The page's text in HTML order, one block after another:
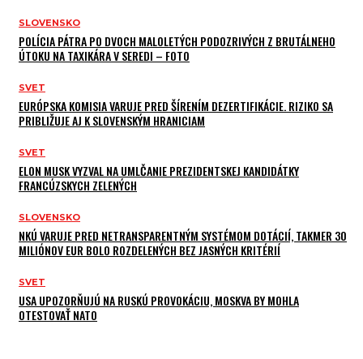
SLOVENSKO
POLÍCIA PÁTRA PO DVOCH MALOLETÝCH PODOZRIVÝCH Z BRUTÁLNEHO
ÚTOKU NA TAXIKÁRA V SEREDI – FOTO
SVET
EURÓPSKA KOMISIA VARUJE PRED ŠÍRENÍM DEZERTIFIKÁCIE. RIZIKO SA
PRIBLIŽUJE AJ K SLOVENSKÝM HRANICIAM
SVET
ELON MUSK VYZVAL NA UMLČANIE PREZIDENTSKEJ KANDIDÁTKY
FRANCÚZSKYCH ZELENÝCH
SLOVENSKO
NKÚ VARUJE PRED NETRANSPARENTNÝM SYSTÉMOM DOTÁCIÍ, TAKMER 30
MILIÓNOV EUR BOLO ROZDELENÝCH BEZ JASNÝCH KRITÉRIÍ
SVET
USA UPOZORŇUJÚ NA RUSKÚ PROVOKÁCIU, MOSKVA BY MOHLA
OTESTOVAŤ NATO